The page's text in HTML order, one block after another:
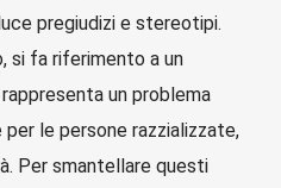
pregiudizi e stereotipi.
si fa riferimento a un
un problema
le persone razzializzate,
Per smantellare questi